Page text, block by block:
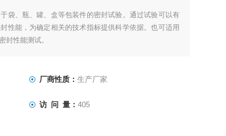
袋、瓶、罐、盒等包装件的密封试验。通过试验可以有
性能，为确定相关的技术指标提供科学依据。也可适用
封性能测试。
厂商性质： 生产厂家
访 问 量： 405